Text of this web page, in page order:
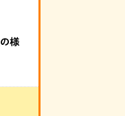
様